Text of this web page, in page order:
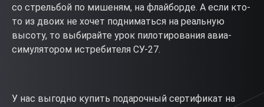
со стрельбой по мишеням, на флайборде. А если кто-
то из двоих не хочет подниматься на реальную
высоту, то выбирайте урок пилотирования авиа-
симулятором истребителя СУ-27.
У нас выгодно купить подарочный сертификат на